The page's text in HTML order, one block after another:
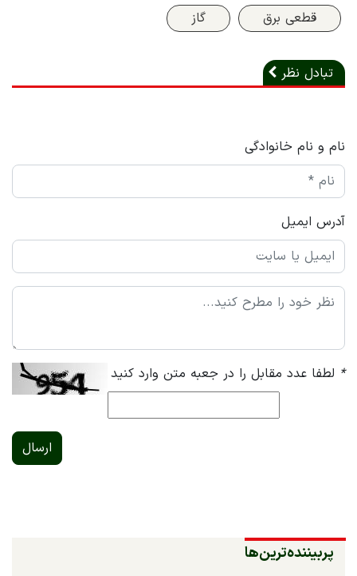
قطعی برق گاز
تبادل نظر
نام و نام خانوادگی
آدرس ایمیل
* لطفا عدد مقابل را در جعبه متن وارد کنید
ارسال
پربیننده‌ترین‌ها